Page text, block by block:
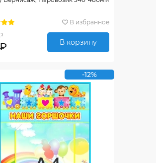
В избранное
В корзину
-12%